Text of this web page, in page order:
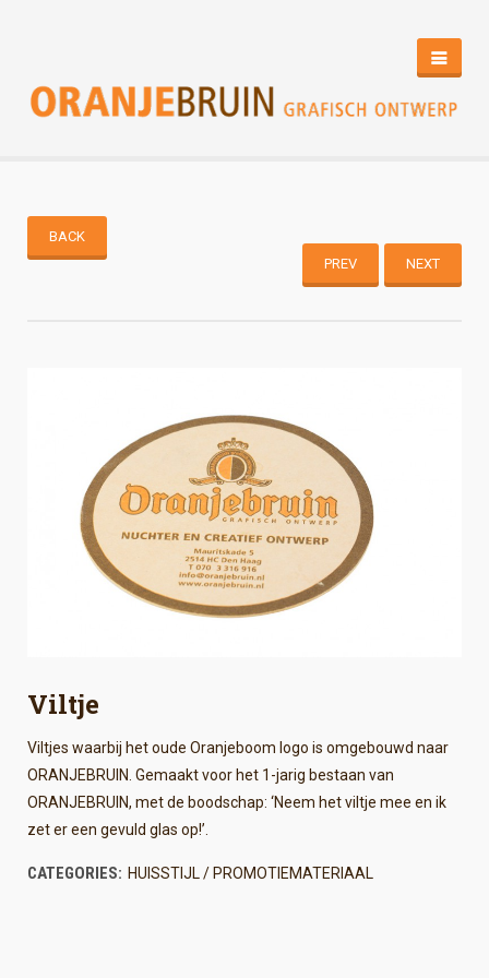
CONTACT
BACK
NEXT
PREV
Viltje
Viltjes waarbij het oude Oranjeboom logo is omgebouwd naar
ORANJEBRUIN. Gemaakt voor het 1-jarig bestaan van
ORANJEBRUIN, met de boodschap: ‘Neem het viltje mee en ik
zet er een gevuld glas op!’.
CATEGORIES: HUISSTIJL / PROMOTIEMATERIAAL